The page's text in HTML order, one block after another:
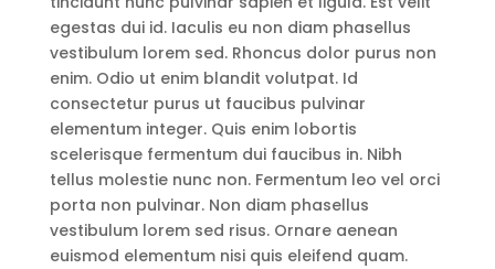
egestas dui id. Iaculis eu non diam phasellus
vestibulum lorem sed. Rhoncus dolor purus non
enim. Odio ut enim blandit volutpat. Id
consectetur purus ut faucibus pulvinar
elementum integer. Quis enim lobortis
scelerisque fermentum dui faucibus in. Nibh
tellus molestie nunc non. Fermentum leo vel orci
porta non pulvinar. Non diam phasellus
vestibulum lorem sed risus. Ornare aenean
euismod elementum nisi quis eleifend quam.